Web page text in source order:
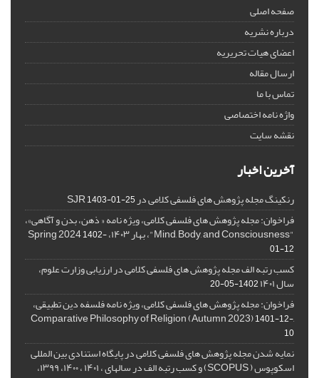
صفحه اصلی
درباره نشریه
اعضای هیات تحریریه
ارسال مقاله
تماس با ما
واژه نامه اختصاصی
نقشه سایت
آخرین اخبار
رنکینگ مجله پژوهش های فلسفی کلامی در SJR1403-01-25
فراخوان: مجله پژوهش های فلسفی کلامی، ویژه نامه « ذهن، بدن و آگاهی»،
"Mind, Body, and Consciousness"، بهار ۱۴۰۳، Spring 2024
1402-
01-12
کسب رتبه الف مجله پژوهش های فلسفی کلامی در ارزیابی وزارت علوم،
سال ۱۴۰۱ 1402-05-20
فراخوان: مجله پژوهش های فلسفی کلامی، ویژه نامه فلسفه دین تطبیقی،
,Comparative Philosophy of Religion (Autumn 2023)
1401-12-
10
نمایه شدن مجله پژوهش های فلسفی کلامی در پایگاه استنادی بین المللی
اسکوپوس ( SCOPUS) و کسب رتبه الف در سالهای ، ۱۴۰۱ ، ۱۴۰۰، ۱۳۹۹،